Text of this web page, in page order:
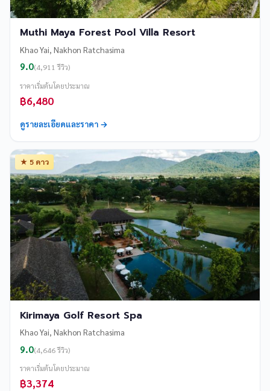
Muthi Maya Forest Pool Villa Resort
Khao Yai, Nakhon Ratchasima
9.0(4,911 รีวิว)
ราคาเริ่มต้นโดยประมาณ
฿6,480
ดูรายละเอียดและราคา →
★ 5 ดาว
Kirimaya Golf Resort Spa
Khao Yai, Nakhon Ratchasima
9.0(4,646 รีวิว)
ราคาเริ่มต้นโดยประมาณ
฿3,374